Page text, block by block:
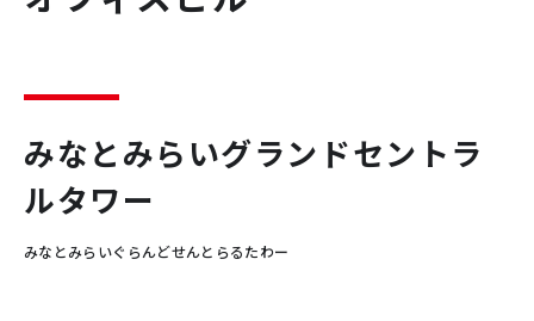
みなとみらいグランドセントラ
ルタワー
みなとみらいぐらんどせんとらるたわー